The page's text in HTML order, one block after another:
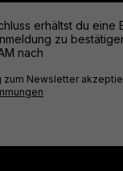
erhältst du eine
zu
nach
zum Newsletter